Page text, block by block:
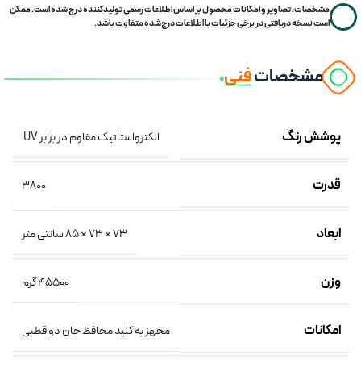
مشخصات، تصاویر و امکانات محصول بر اساس اطلاعات رسمی تولیدکننده درج شده است. ممکن
است نسخه دریافتی در برخی جزئیات با اطلاعات درج‌شده متفاوت باشد.
مشخصاتفنی
پوشش رنگ الکترواستاتیک مقاوم در برابر UV
قدرت 3800
ابعاد 73 × 73 × 85 سانتی متر
وزن 45500 گرم
امکانات مجهز به کلید محافظ جان دو قطبی